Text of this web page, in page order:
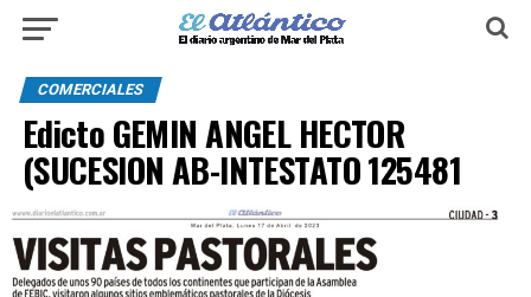
COMERCIALES
Edicto GEMIN ANGEL HECTOR
(SUCESION AB-INTESTATO 125481